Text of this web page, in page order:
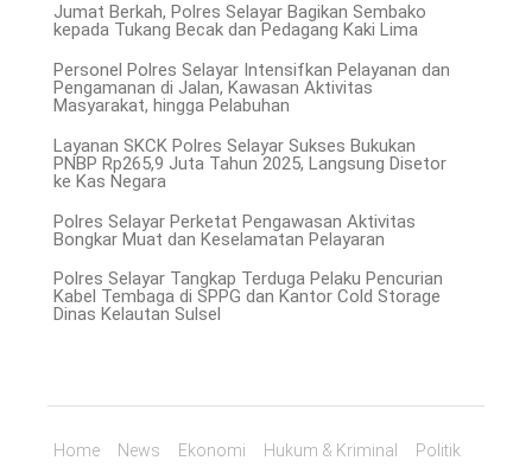
Jumat Berkah, Polres Selayar Bagikan Sembako
kepada Tukang Becak dan Pedagang Kaki Lima
Personel Polres Selayar Intensifkan Pelayanan dan
Pengamanan di Jalan, Kawasan Aktivitas
Masyarakat, hingga Pelabuhan
Layanan SKCK Polres Selayar Sukses Bukukan
PNBP Rp265,9 Juta Tahun 2025, Langsung Disetor
ke Kas Negara
Polres Selayar Perketat Pengawasan Aktivitas
Bongkar Muat dan Keselamatan Pelayaran
Polres Selayar Tangkap Terduga Pelaku Pencurian
Kabel Tembaga di SPPG dan Kantor Cold Storage
Dinas Kelautan Sulsel
Home News Ekonomi Hukum & Kriminal Politik